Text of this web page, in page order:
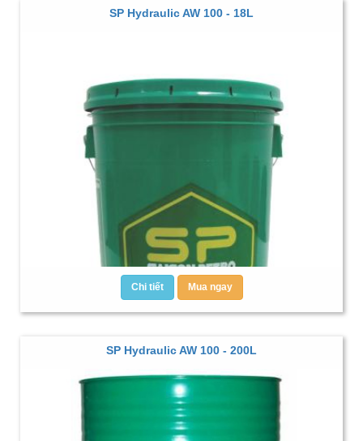
SP Hydraulic AW 100 - 18L
Chi tiết Mua ngay
SP Hydraulic AW 100 - 200L